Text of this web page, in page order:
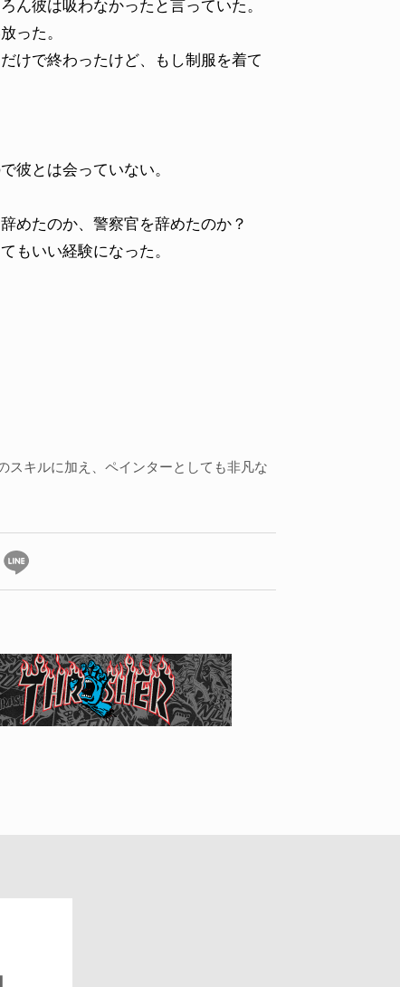
彼は吸わなかったと言っていた。
った。
けで終わったけど、もし制服を着て
彼とは会っていない。
めたのか、警察官を辞めたのか？
もいい経験になった。
スキルに加え、ペインターとしても非凡な